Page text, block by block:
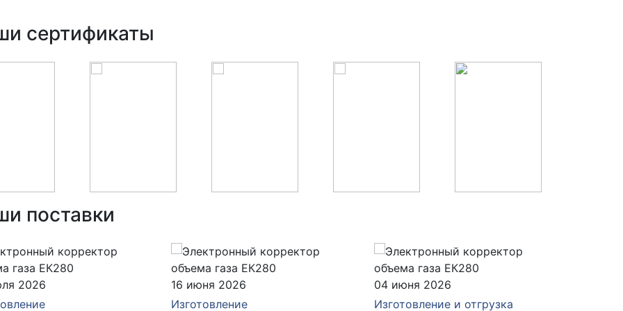
сертификаты
поставки
2026
16 июня 2026
Изготовление
04 июня 2026
Изготовление и отгрузка